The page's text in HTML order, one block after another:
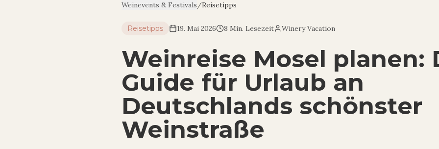
Weinevents & Festivals/Reisetipps
Reisetipps 19. Mai 2026 8 Min. Lesezeit Winery Vacation
Weinreise Mosel planen:
Guide für Urlaub an
Deutschlands schönster
Weinstraße